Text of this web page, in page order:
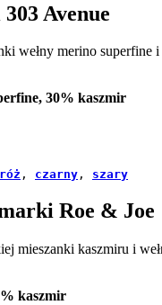
Avenue
wełny merino
30% kaszmir
, czarny , szary
Roe & Joe
mieszanki kaszmiru i
kaszmir